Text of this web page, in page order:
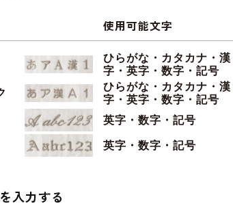
使用可能文字
ひらがな・カタカナ・漢
字・英字・数字・記号
ひらがな・カタカナ・漢
字・英字・数字・記号
英字・数字・記号
英字・数字・記号
入力する